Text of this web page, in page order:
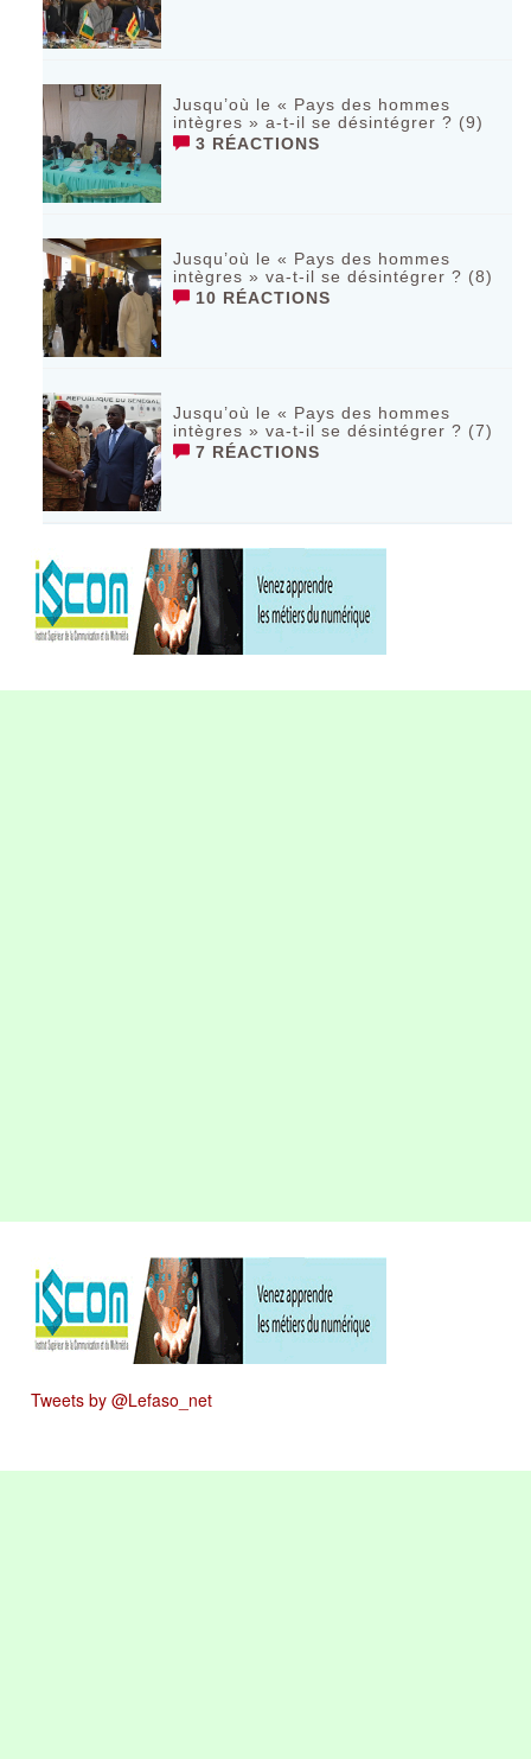
Jusqu’où le « Pays des hommes
intègres » a-t-il se désintégrer ? (9)
3 RÉACTIONS
Jusqu’où le « Pays des hommes
intègres » va-t-il se désintégrer ? (8)
10 RÉACTIONS
Jusqu’où le « Pays des hommes
intègres » va-t-il se désintégrer ? (7)
7 RÉACTIONS
Tweets by @Lefaso_net